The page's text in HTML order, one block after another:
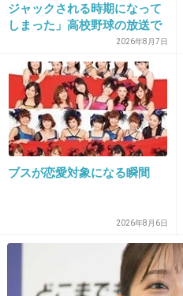
14. 匿名2020/01/21(火) 23:19:52
1件の返信
クリニーク使った時は
アルコールのせいだと
ジャックされる時期になって
しまった」高校野球の放送で
夕方の幼児番組が放送されな
くなってしまうことへの不満
に様々な意見が集まる
2026年8月7日
ブスが恋愛対象になる瞬間
2026年8月6日